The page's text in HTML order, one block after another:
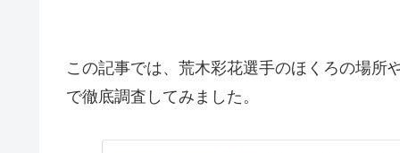
この記事では、荒木彩花選手のほくろの場所
で徹底調査してみました。